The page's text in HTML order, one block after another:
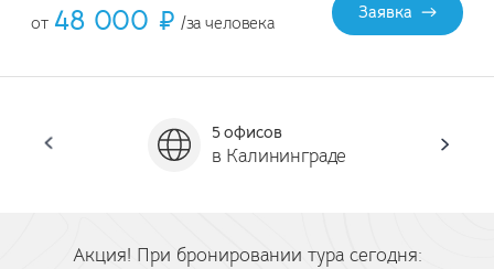
от 48 000 ₽ /за человека
Заявка
5 офисов
в Калининграде
Акция! При бронировании тура сегодня: